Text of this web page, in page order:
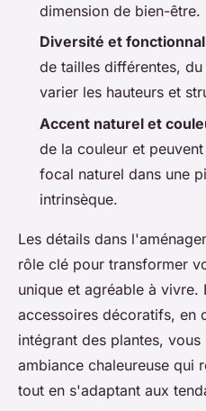
dimension de bien-être.
Diversité et
de tailles différentes,
varier les hauteurs et
Accent naturel et
de la couleur et
focal naturel dans une
intrinsèque.
Les détails dans
rôle clé pour transformer
unique et agréable à vivre.
accessoires décoratifs, en
intégrant des plantes,
ambiance chaleureuse qui
tout en s'adaptant aux